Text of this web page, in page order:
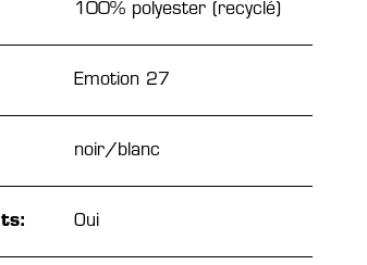
100% polyester (recyclé)
Emotion 27
noir/blanc
Oui